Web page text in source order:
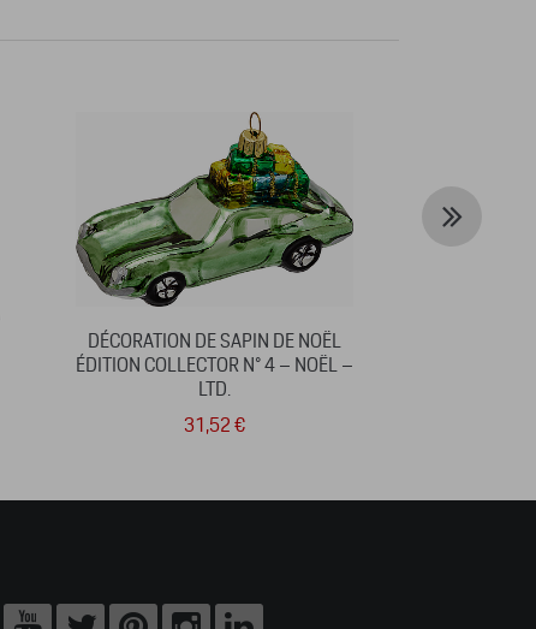
DÉCORATION DE SAPIN DE NOËL
ÉDITION COLLECTOR N° 4 – NOËL –
LTD.
31,52 €